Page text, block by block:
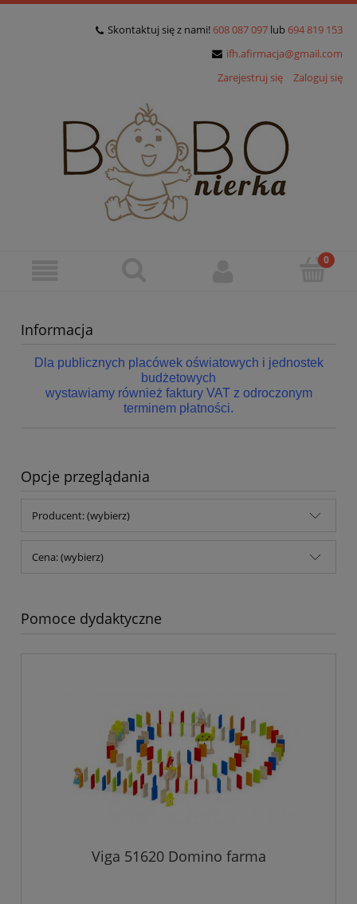
Skontaktuj się z nami! 608 087 097 lub 694 819 153
ifh.afirmacja@gmail.com
Zarejestruj się
Zaloguj się
Informacja
Dla publicznych placówek oświatowych i jednostek
budżetowych
wystawiamy również faktury VAT z odroczonym
terminem płatności.
Opcje przeglądania
Producent: (wybierz)
Cena: (wybierz)
Pomoce dydaktyczne
Viga 51620 Domino farma